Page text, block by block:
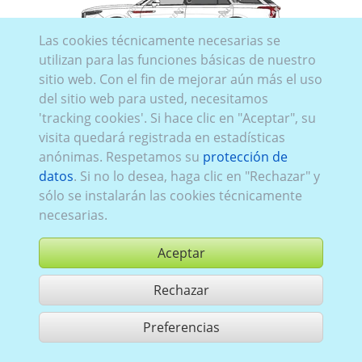
Hongqi E-HS9
Hongqi EHS7
Utilización de acuerdo con las condiciones generales de contrato,
Las cookies técnicamente necesarias se
utilizan para las funciones básicas de nuestro
sitio web. Con el fin de mejorar aún más el uso
del sitio web para usted, necesitamos
'tracking cookies'. Si hace clic en "Aceptar", su
visita quedará registrada en estadísticas
anónimas. Respetamos su protección de
datos. Si no lo desea, haga clic en "Rechazar" y
sólo se instalarán las cookies técnicamente
necesarias.
Aceptar
Rechazar
Preferencias